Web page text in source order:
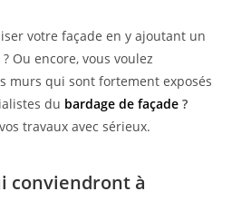
votre façade en y ajoutant un
Ou encore, vous voulez
murs qui sont fortement exposés
du bardage de façade ?
travaux avec sérieux.
conviendront à